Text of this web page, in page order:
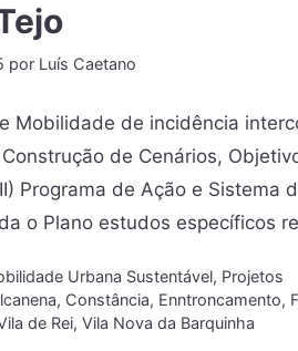
por Luís Caetano
Mobilidade de incidência
de Cenários,
Programa de Ação e Sistema
o Plano estudos específicos
Urbana Sustentável, Projetos
, Constância, Enntroncamento,
de Rei, Vila Nova da Barquinha